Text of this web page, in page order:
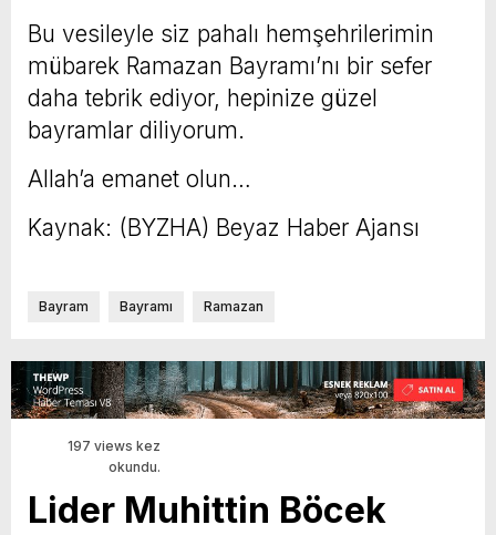
Bu vesileyle siz pahalı hemşehrilerimin
mübarek Ramazan Bayramı’nı bir sefer
daha tebrik ediyor, hepinize güzel
bayramlar diliyorum.
Allah’a emanet olun…
Kaynak: (BYZHA) Beyaz Haber Ajansı
Bayram Bayramı Ramazan
197 views kez
okundu.
Lider Muhittin Böcek